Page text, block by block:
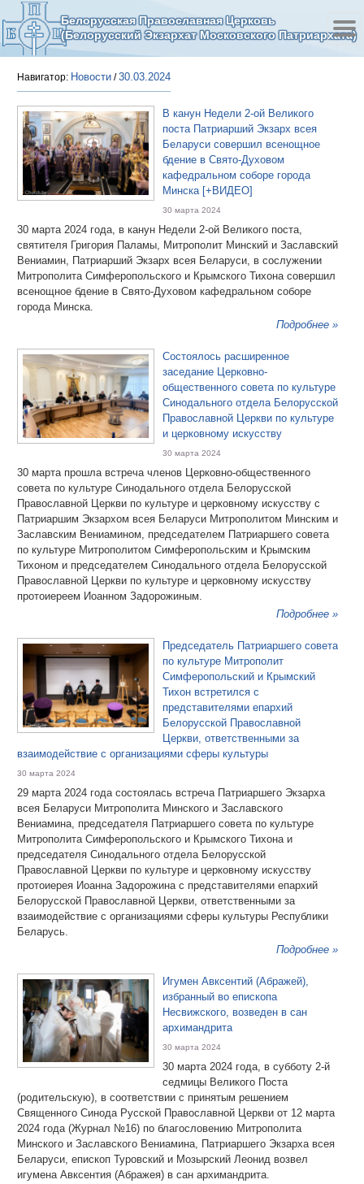
Белорусская Православная Церковь
(Белорусский Экзархат Московского Патриархата)
Навигатор: Новости /30.03.2024
В канун Недели 2-ой Великого
поста Патриарший Экзарх всея
Беларуси совершил всенощное
бдение в Свято-Духовом
кафедральном соборе города
Минска [+ВИДЕО]
30 марта 2024
30 марта 2024 года, в канун Недели 2-ой Великого поста,
святителя Григория Паламы, Митрополит Минский и Заславский
Вениамин, Патриарший Экзарх всея Беларуси, в сослужении
Митрополита Симферопольского и Крымского Тихона совершил
всенощное бдение в Свято-Духовом кафедральном соборе
города Минска.
Подробнее »
Состоялось расширенное
заседание Церковно-
общественного совета по культуре
Синодального отдела Белорусской
Православной Церкви по культуре
и церковному искусству
30 марта 2024
30 марта прошла встреча членов Церковно-общественного
совета по культуре Синодального отдела Белорусской
Православной Церкви по культуре и церковному искусству с
Патриаршим Экзархом всея Беларуси Митрополитом Минским и
Заславским Вениамином, председателем Патриаршего совета
по культуре Митрополитом Симферопольским и Крымским
Тихоном и председателем Синодального отдела Белорусской
Православной Церкви по культуре и церковному искусству
протоиереем Иоанном Задорожиным.
Подробнее »
Председатель Патриаршего совета
по культуре Митрополит
Симферопольский и Крымский
Тихон встретился с
представителями епархий
Белорусской Православной
Церкви, ответственными за
взаимодействие с организациями сферы культуры
30 марта 2024
29 марта 2024 года состоялась встреча Патриаршего Экзарха
всея Беларуси Митрополита Минского и Заславского
Вениамина, председателя Патриаршего совета по культуре
Митрополита Симферопольского и Крымского Тихона и
председателя Синодального отдела Белорусской
Православной Церкви по культуре и церковному искусству
протоиерея Иоанна Задорожина с представителями епархий
Белорусской Православной Церкви, ответственными за
взаимодействие с организациями сферы культуры Республики
Беларусь.
Подробнее »
Игумен Авксентий (Абражей),
избранный во епископа
Несвижского, возведен в сан
архимандрита
30 марта 2024
30 марта 2024 года, в субботу 2-й
седмицы Великого Поста
(родительскую), в соответствии с принятым решением
Священного Синода Русской Православной Церкви от 12 марта
2024 года (Журнал №16) по благословению Митрополита
Минского и Заславского Вениамина, Патриаршего Экзарха всея
Беларуси, епископ Туровский и Мозырский Леонид возвел
игумена Авксентия (Абражея) в сан архимандрита.